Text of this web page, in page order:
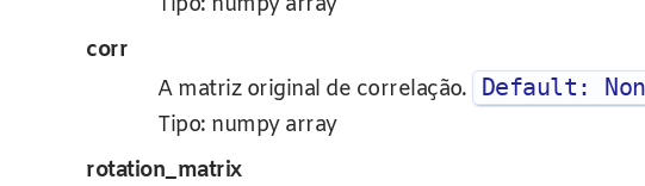
corr
A matriz original de correlação.
Default:
Tipo: numpy array
rotation_matrix